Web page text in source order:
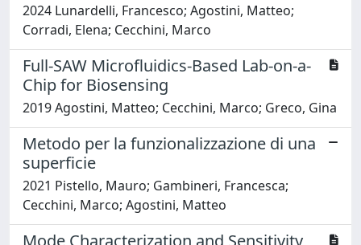
2024 Lunardelli, Francesco; Agostini, Matteo;
Corradi, Elena; Cecchini, Marco
Full-SAW Microfluidics-Based Lab-on-a-
Chip for Biosensing
2019 Agostini, Matteo; Cecchini, Marco; Greco, Gina
Metodo per la funzionalizzazione di una
superficie
2021 Pistello, Mauro; Gambineri, Francesca;
Cecchini, Marco; Agostini, Matteo